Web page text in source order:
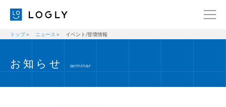
経営理念
トップ ニュース イベント/登壇情報
お知らせ seminar